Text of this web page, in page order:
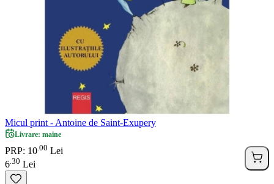
Micul print - Antoine de Saint-Exupery
Livrare: maine
PRP: 10 00 Lei
6 30 Lei